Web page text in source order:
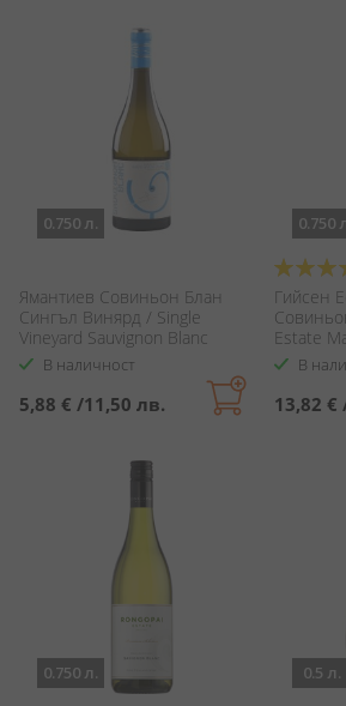
0.750 л.
Ямантиев Совиньон Блан
Сингъл Винярд / Single
Vineyard Sauvignon Blanc
Yamantievs
В наличност
5,88 € /11,50 лв.
0.750
Оценка:
100%
Гийсен
Estate
blanc
В
13,82 €
0.750 л. 0.5 л.